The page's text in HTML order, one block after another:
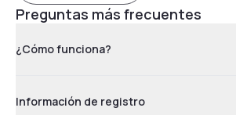
Preguntas más frecuentes
¿Cómo funciona?
Información de registro